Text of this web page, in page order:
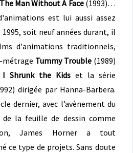
The Man Without A Face(1993)…
est lui aussi assez
soit neuf années durant, il
d'animations traditionnels,
métrage Tummy Trouble(1989)
I Shrunk the Kidset la série
dirigée par Hanna-Barbera.
dernier, avec l’avènement du
la feuille de dessin comme
James Horner a tout
ce type de projets. Sans doute